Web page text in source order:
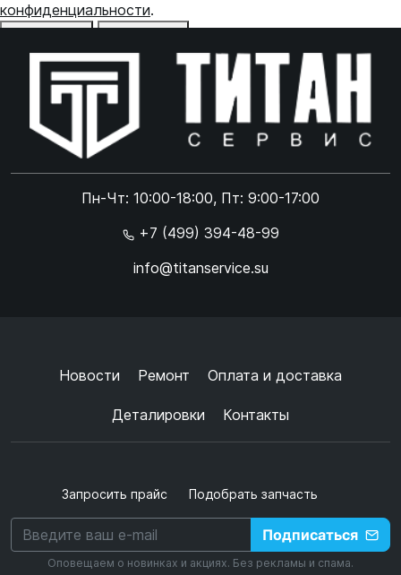
Пн-Чт: 10:00-18:00, Пт: 9:00-17:00
+7 (499) 394-48-99
info@titanservice.su
Новости Ремонт Оплата и доставка
Деталировки Контакты
Запросить прайс Подобрать запчасть
Подписаться
Оповещаем о новинках и акциях. Без рекламы и спама.
конфиденциальности.
Online чат
Online чат